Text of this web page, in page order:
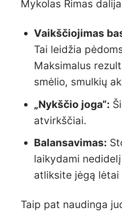
Mykolas Rimas
Vaikščiojimas
Tai leidžia
Maksimalus
smėlio, smulkių
„Nykščio joga“:
atvirkščiai.
Balansavimas:
laikydami
atliksite jėgą
Taip pat naudinga